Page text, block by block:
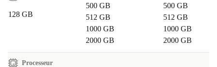
128 GB
500 GB
512 GB
1000 GB
2000 GB
500 GB
512 GB
1000 GB
2000 GB
Processeur